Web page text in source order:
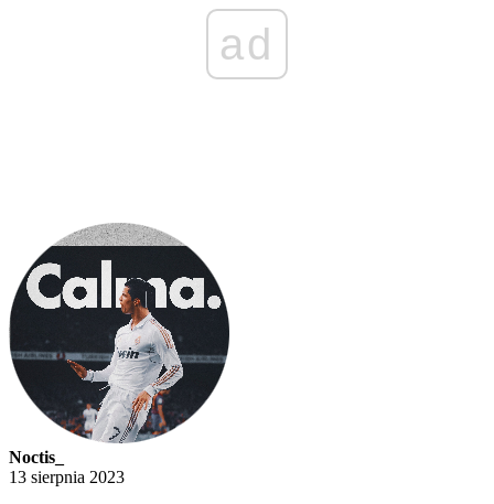
ad
Noctis_
13 sierpnia 2023